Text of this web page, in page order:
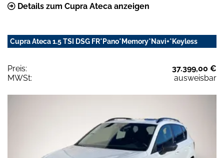
Details zum Cupra Ateca anzeigen
Cupra Ateca 1.5 TSI DSG FR*Pano*Memory*Navi+*Keyless
Preis:
37.399,00 €
MWSt:
ausweisbar